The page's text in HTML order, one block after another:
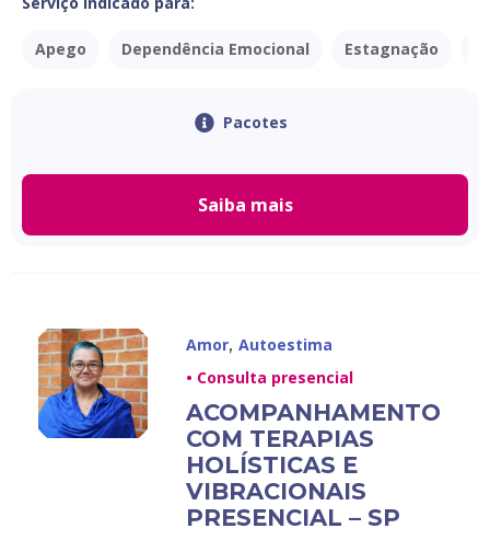
Apego Dependência Emocional Estagnação
Pacotes
Saiba mais
Amor, Autoestima
• Consulta presencial
ACOMPANHAMENTO
COM TERAPIAS
HOLÍSTICAS E
VIBRACIONAIS
PRESENCIAL – SP